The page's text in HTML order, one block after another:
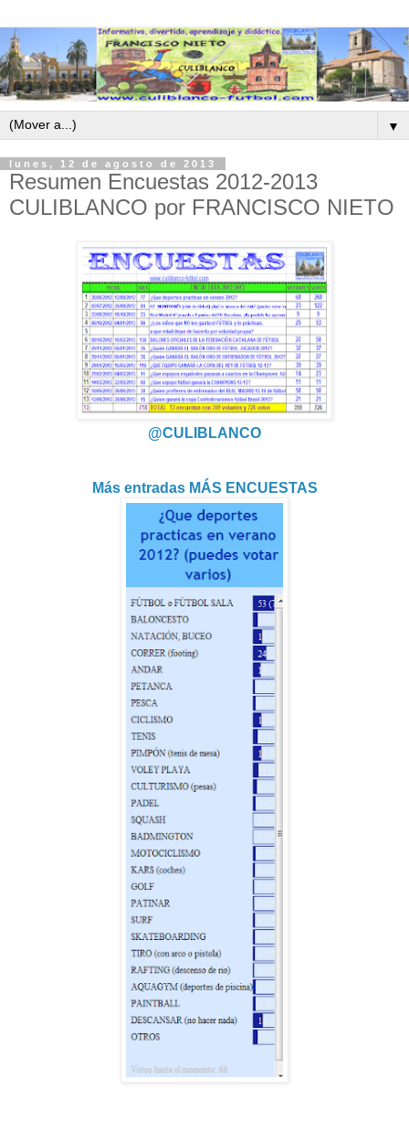
▼
lunes, 12 de agosto de 2013
Resumen Encuestas 2012-2013
CULIBLANCO por FRANCISCO NIETO
@CULIBLANCO
Más entradas MÁS ENCUESTAS